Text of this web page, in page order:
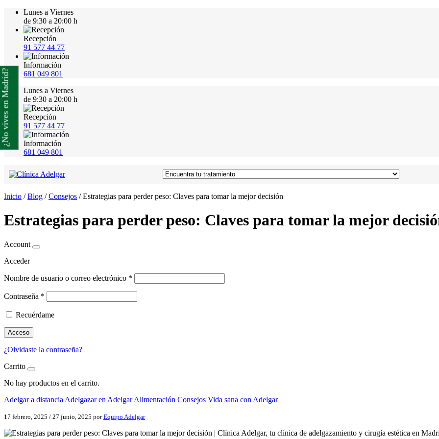
Lunes a Viernes
de 9:30 a 20:00 h
Recepción
91 577 44 77
Información
681 049 801
Lunes a Viernes
de 9:30 a 20:00 h
Recepción
91 577 44 77
Información
681 049 801
Inicio /Blog /Consejos /Estrategias para perder peso: Claves para tomar la mejor decisión
Estrategias para perder peso: Claves para tomar la mejor
Account
Acceder
Nombre de usuario o correo electrónico *
Contraseña *
Recuérdame
Acceso
¿Olvidaste la contraseña?
Carrito
No hay productos en el carrito.
Adelgar a distancia Adelgazar en Adelgar Alimentación Consejos Vida sana con Adelgar
17 febrero, 2025 / 27 junio, 2025 porEquipo Adelgar
¿No vives en Madrid?